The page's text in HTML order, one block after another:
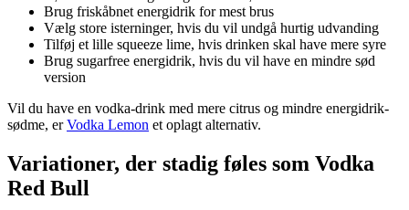
Brug friskåbnet energidrik for mest brus
Vælg store isterninger, hvis du vil undgå hurtig udvanding
Tilføj et lille squeeze lime, hvis drinken skal have mere syre
Brug sugarfree energidrik, hvis du vil have en mindre sød
version
Vil du have en vodka-drink med mere citrus og mindre energidrik-
sødme, erVodka Lemon et oplagt alternativ.
Variationer, der stadig føles som Vodka
Red Bull